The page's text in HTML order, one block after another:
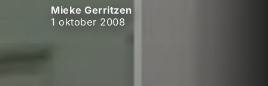
Mieke Gerritzen
1 oktober 2008